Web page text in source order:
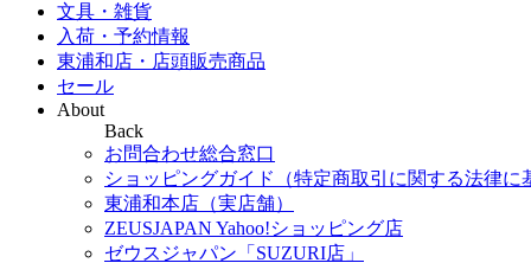
文具・雑貨
入荷・予約情報
東浦和店・店頭販売商品
セール
About
Back
お問合わせ総合窓口
ショッピングガイド（特定商取引に関する法律に
東浦和本店（実店舗）
ZEUSJAPAN Yahoo!ショッピング店
ゼウスジャパン「SUZURI店」